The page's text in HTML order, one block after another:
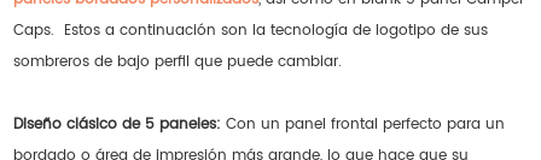
Caps. Estos a continuación son la tecnología de logotipo de sus
sombreros de bajo perfil que puede cambiar.
Diseño clásico de 5 paneles: Con un panel frontal perfecto para un